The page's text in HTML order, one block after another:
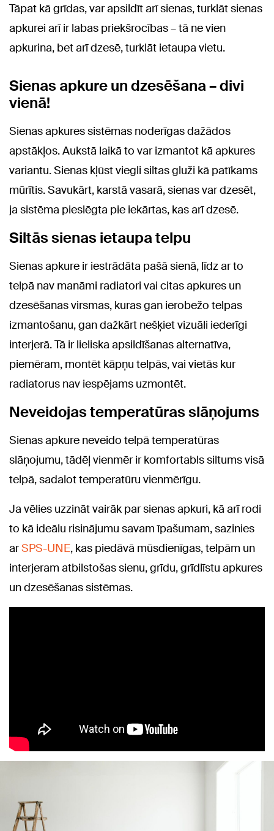
Tāpat kā grīdas, var apsildīt arī sienas, turklāt sienas
apkurei arī ir labas priekšrocības – tā ne vien
apkurina, bet arī dzesē, turklāt ietaupa vietu.
Sienas apkure un dzesēšana – divi
vienā!
Sienas apkures sistēmas noderīgas dažādos
apstākļos. Aukstā laikā to var izmantot kā apkures
variantu. Sienas kļūst viegli siltas gluži kā patīkams
mūrītis. Savukārt, karstā vasarā, sienas var dzesēt,
ja sistēma pieslēgta pie iekārtas, kas arī dzesē.
Siltās sienas ietaupa telpu
Sienas apkure ir iestrādāta pašā sienā, līdz ar to
telpā nav manāmi radiatori vai citas apkures un
dzesēšanas virsmas, kuras gan ierobežo telpas
izmantošanu, gan dažkārt nešķiet vizuāli iederīgi
interjerā. Tā ir lieliska apsildīšanas alternatīva,
piemēram, montēt kāpņu telpās, vai vietās kur
radiatorus nav iespējams uzmontēt.
Neveidojas temperatūras slāņojums
Sienas apkure neveido telpā temperatūras
slāņojumu, tādēļ vienmēr ir komfortabls siltums visā
telpā, sadalot temperatūru vienmērīgu.
Ja vēlies uzzināt vairāk par sienas apkuri, kā arī rodi
to kā ideālu risinājumu savam īpašumam, sazinies
arSPS-UNE, kas piedāvā mūsdienīgas, telpām un
interjeram atbilstošas sienu, grīdu, grīdlīstu apkures
un dzesēšanas sistēmas.